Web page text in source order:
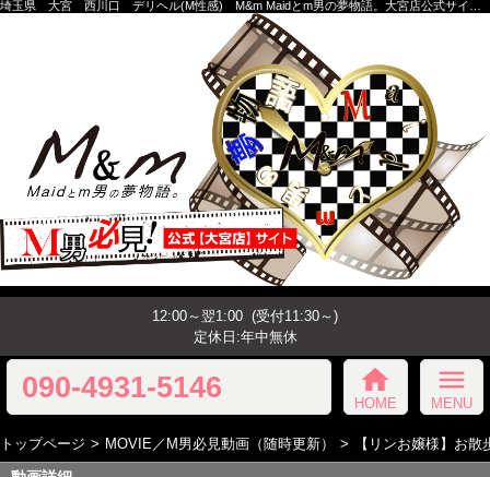
12:00～翌1:00 (受付11:30～)
定休日:年中無休
090-4931-5146 home
HOME
menu
MENU
トップページ MOVIE／M男必見動画（随時更新） 【リンお嬢様】お散